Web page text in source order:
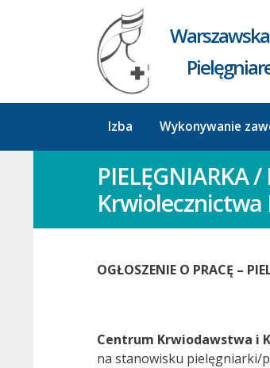
Izba Wykonywanie
PIELĘGNIARKA
Krwiolecznictwa
OGŁOSZENIE O PRACĘ –
Centrum Krwiodawstwa i
na stanowisku pielęgniarki/